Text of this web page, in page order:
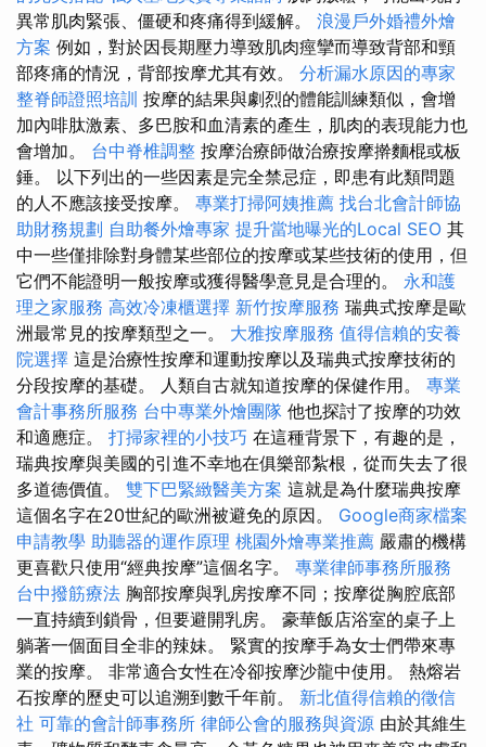
異常肌肉緊張、僵硬和疼痛得到緩解。 浪漫戶外婚禮外燴
方案 例如，對於因長期壓力導致肌肉痙攣而導致背部和頸
部疼痛的情況，背部按摩尤其有效。 分析漏水原因的專家
整脊師證照培訓 按摩的結果與劇烈的體能訓練類似，會增
加內啡肽激素、多巴胺和血清素的產生，肌肉的表現能力也
會增加。 台中脊椎調整 按摩治療師做治療按摩擀麵棍或板
錘。 以下列出的一些因素是完全禁忌症，即患有此類問題
的人不應該接受按摩。 專業打掃阿姨推薦 找台北會計師協
助財務規劃 自助餐外燴專家 提升當地曝光的Local SEO 其
中一些僅排除對身體某些部位的按摩或某些技術的使用，但
它們不能證明一般按摩或獲得醫學意見是合理的。 永和護
理之家服務 高效冷凍櫃選擇 新竹按摩服務 瑞典式按摩是歐
洲最常見的按摩類型之一。 大雅按摩服務 值得信賴的安養
院選擇 這是治療性按摩和運動按摩以及瑞典式按摩技術的
分段按摩的基礎。 人類自古就知道按摩的保健作用。 專業
會計事務所服務 台中專業外燴團隊 他也探討了按摩的功效
和適應症。 打掃家裡的小技巧 在這種背景下，有趣的是，
瑞典按摩與美國的引進不幸地在俱樂部紮根，從而失去了很
多道德價值。 雙下巴緊緻醫美方案 這就是為什麼瑞典按摩
這個名字在20世紀的歐洲被避免的原因。 Google商家檔案
申請教學 助聽器的運作原理 桃園外燴專業推薦 嚴肅的機構
更喜歡只使用“經典按摩”這個名字。 專業律師事務所服務
台中撥筋療法 胸部按摩與乳房按摩不同；按摩從胸腔底部
一直持續到鎖骨，但要避開乳房。 豪華飯店浴室的桌子上
躺著一個面目全非的辣妹。 緊實的按摩手為女士們帶來專
業的按摩。 非常適合女性在冷卻按摩沙龍中使用。 熱熔岩
石按摩的歷史可以追溯到數千年前。 新北值得信賴的徵信
社 可靠的會計師事務所 律師公會的服務與資源 由於其維生